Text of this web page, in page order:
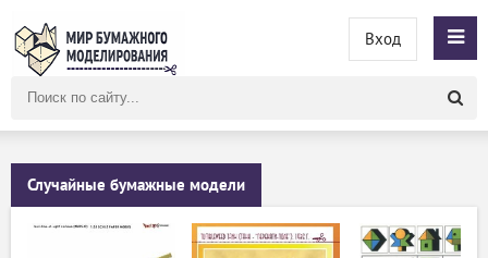
сайту
Вход
Случайные бумажные модели